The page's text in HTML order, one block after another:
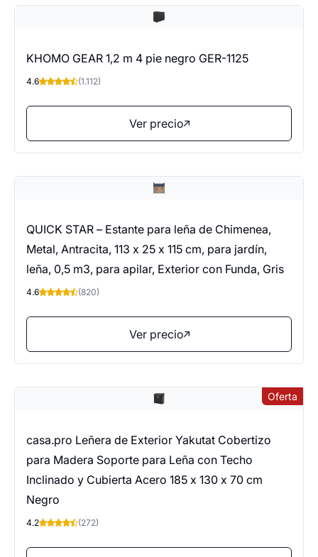
KHOMO GEAR 1,2 m 4 pie negro GER-1125
4.6 (1.112)
Ver precio
QUICK STAR – Estante para leña de Chimenea,
Metal, Antracita, 113 x 25 x 115 cm, para jardín,
leña, 0,5 m3, para apilar, Exterior con Funda, Gris
4.6 (820)
Ver precio
Oferta
casa.pro Leñera de Exterior Yakutat Cobertizo
para Madera Soporte para Leña con Techo
Inclinado y Cubierta Acero 185 x 130 x 70 cm
Negro
4.2 (272)